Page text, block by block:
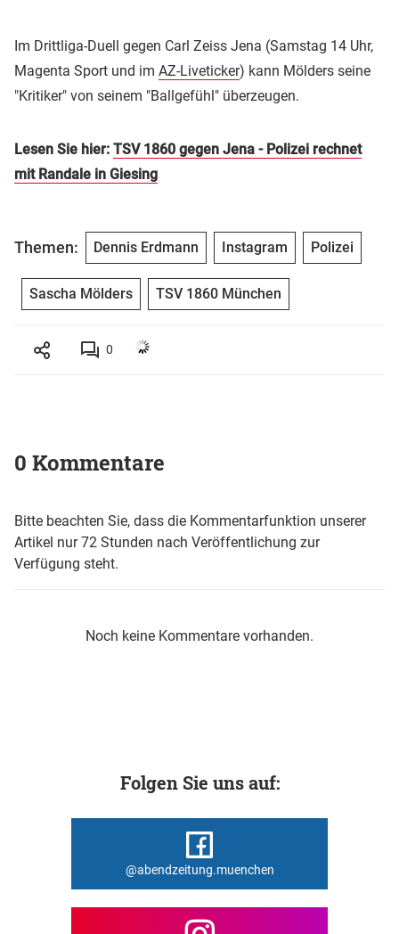
Im Drittliga-Duell gegen Carl Zeiss Jena (Samstag 14 Uhr,
Magenta Sport und im AZ-Liveticker) kann Mölders seine
"Kritiker" von seinem "Ballgefühl" überzeugen.
Lesen Sie hier: TSV 1860 gegen Jena - Polizei rechnet
mit Randale in Giesing
Themen: Dennis Erdmann Instagram Polizei
Sascha Mölders TSV 1860 München
0
0 Kommentare
Bitte beachten Sie, dass die Kommentarfunktion unserer
Artikel nur 72 Stunden nach Veröffentlichung zur
Verfügung steht.
Noch keine Kommentare vorhanden.
Folgen Sie uns auf:
@abendzeitung.muenchen